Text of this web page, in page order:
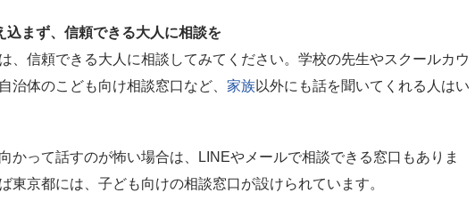
込まず、信頼できる大人に相談を
、信頼できる大人に相談してみてください。学校の先生やスクールカウ
治体のこども向け相談窓口など、 家族以外にも話を聞いてくれる人はい
かって話すのが怖い場合は、LINEやメールで相談できる窓口もありま
東京都には、子ども向けの相談窓口が設けられています。